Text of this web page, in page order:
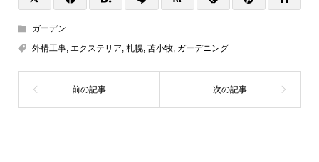
ガーデン
外構工事, エクステリア, 札幌, 苫小牧, ガーデニング